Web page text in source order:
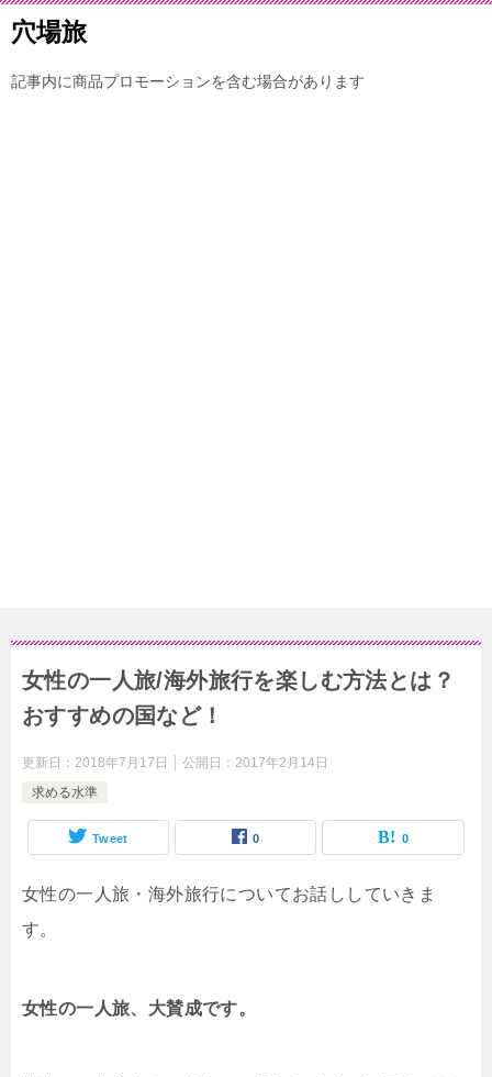
穴場旅
記事内に商品プロモーションを含む場合があります
女性の一人旅/海外旅行を楽しむ方法とは？
おすすめの国など！
更新日： 2018年7月17日 公開日： 2017年2月14日
求める水準
Tweet 0 0
女性の一人旅・海外旅行についてお話ししていきま
す。
女性の一人旅、大賛成です。